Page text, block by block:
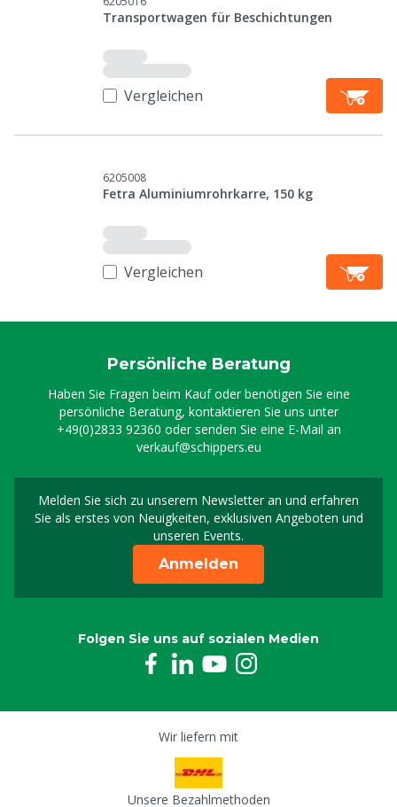
Transportwagen für Beschichtungen
Vergleichen
6205008
Fetra Aluminiumrohrkarre, 150 kg
Vergleichen
Persönliche Beratung
Haben Sie Fragen beim Kauf oder benötigen Sie eine
persönliche Beratung, kontaktieren Sie uns unter
+49(0)2833 92360 oder senden Sie eine E-Mail an
verkauf@schippers.eu
Melden Sie sich zu unserem Newsletter an und erfahren
Sie als erstes von Neuigkeiten, exklusiven Angeboten und
unseren Events.
Melden Sie sich für
Anmelden
Folgen Sie uns auf sozialen Medien
Wir liefern mit
Unsere Bezahlmethoden